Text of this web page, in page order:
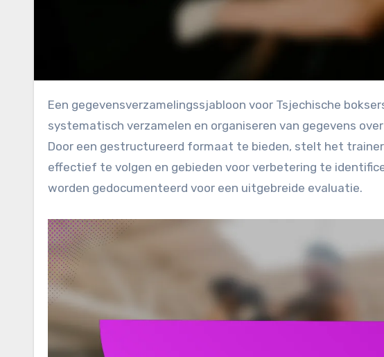
Een gegevensverzamelingssjabloon voor Tsjechische boksers is een essentieel hulpmiddel voor het
systematisch verzamelen en organiseren van gegevens
Door een gestructureerd formaat te bieden, stelt het
effectief te volgen en gebieden voor verbetering te
worden gedocumenteerd voor een uitgebreide evaluatie.